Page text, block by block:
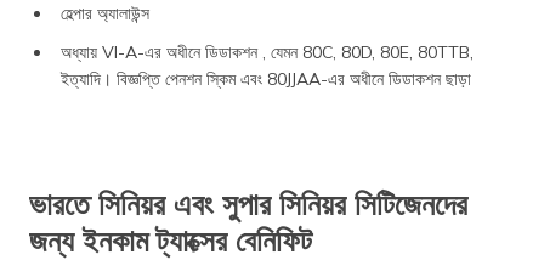
হেল্পার অ্যালাউন্স
অধ্যায় VI-A-এর অধীনে ডিডাকশন , যেমন 80C, 80D, 80E, 80TTB,
ইত্যাদি। বিজ্ঞপ্তি পেনশন স্কিম এবং 80JJAA-এর অধীনে ডিডাকশন ছাড়া
ভারতে সিনিয়র এবং সুপার সিনিয়র সিটিজেনদের
জন্য ইনকাম ট্যাক্সের বেনিফিট